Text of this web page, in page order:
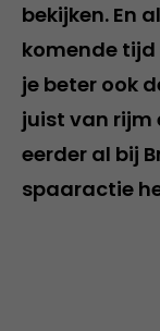
bekijken. En
komende tijd
je beter ook
juist van rijm
eerder al bij
spaaractie